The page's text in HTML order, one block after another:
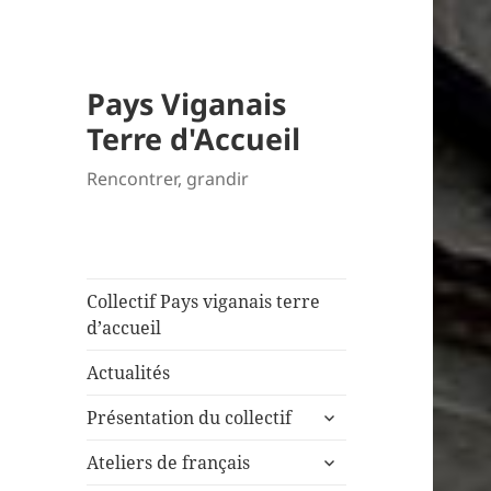
Pays Viganais
Terre d'Accueil
Rencontrer, grandir
Collectif Pays viganais terre
d’accueil
Actualités
Présentation du collectif
ouvrir
sous-
Ateliers de français
ouvrir